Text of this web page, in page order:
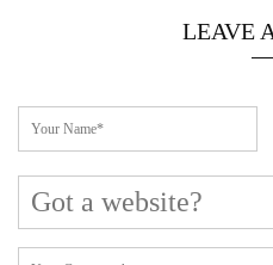
Cerca L’articolo